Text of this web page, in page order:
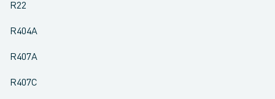
R22
R404A
R407A
R407C